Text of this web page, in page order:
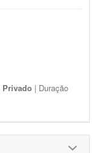
Privado | Duração